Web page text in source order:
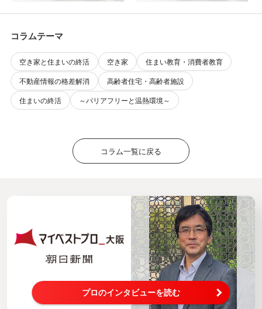
コラムテーマ
空き家と住まいの終活 空き家
住まい教育・消費者教育
不動産情報の格差解消
高齢者住宅・高齢者施設
住まいの終活
～バリアフリーと温熱環境～
コラム一覧に戻る
プロのインタビューを読む